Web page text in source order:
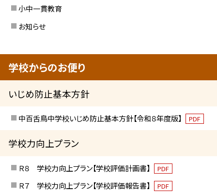
小中一貫教育
お知らせ
学校からのお便り
いじめ防止基本方針
中百舌鳥中学校いじめ防止基本方針【令和８年度版】 PDF
学校力向上プラン
Ｒ８ 学校力向上プラン【学校評価計画書】 PDF
Ｒ７ 学校力向上プラン【学校評価報告書】 PDF